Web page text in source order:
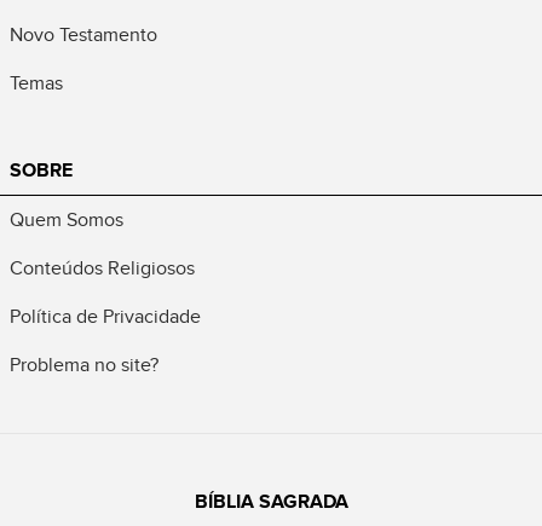
Novo Testamento
Temas
SOBRE
Quem Somos
Conteúdos Religiosos
Política de Privacidade
Problema no site?
BÍBLIA SAGRADA